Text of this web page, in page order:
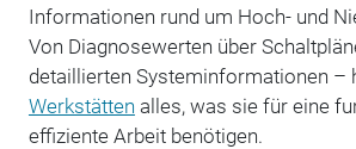
Informationen rund um Hoch- und
Von Diagnosewerten über
detaillierten Systeminformationen –
Werkstätten alles, was sie für eine
effiziente Arbeit benötigen.